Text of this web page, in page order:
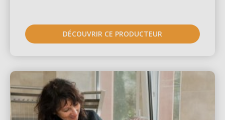
DÉCOUVRIR CE PRODUCTEUR